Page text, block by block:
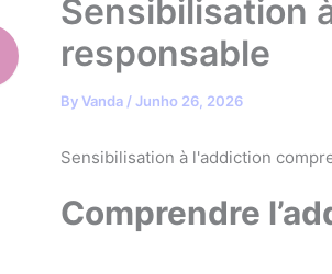
Sensibilisation
responsable
ByVanda /Junho 26, 2026
Sensibilisation à l'addiction
Comprendre